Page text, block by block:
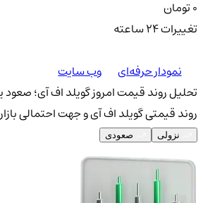
تغییرات ۲۴ ساعته
نمودار حرفه‌ای
وب سایت
تحلیل روند قیمت امروز گویلد اف آی؛ صعود
روند قیمتی گویلد اف آی و جهت احتمالی بازار
نزولی صعودی